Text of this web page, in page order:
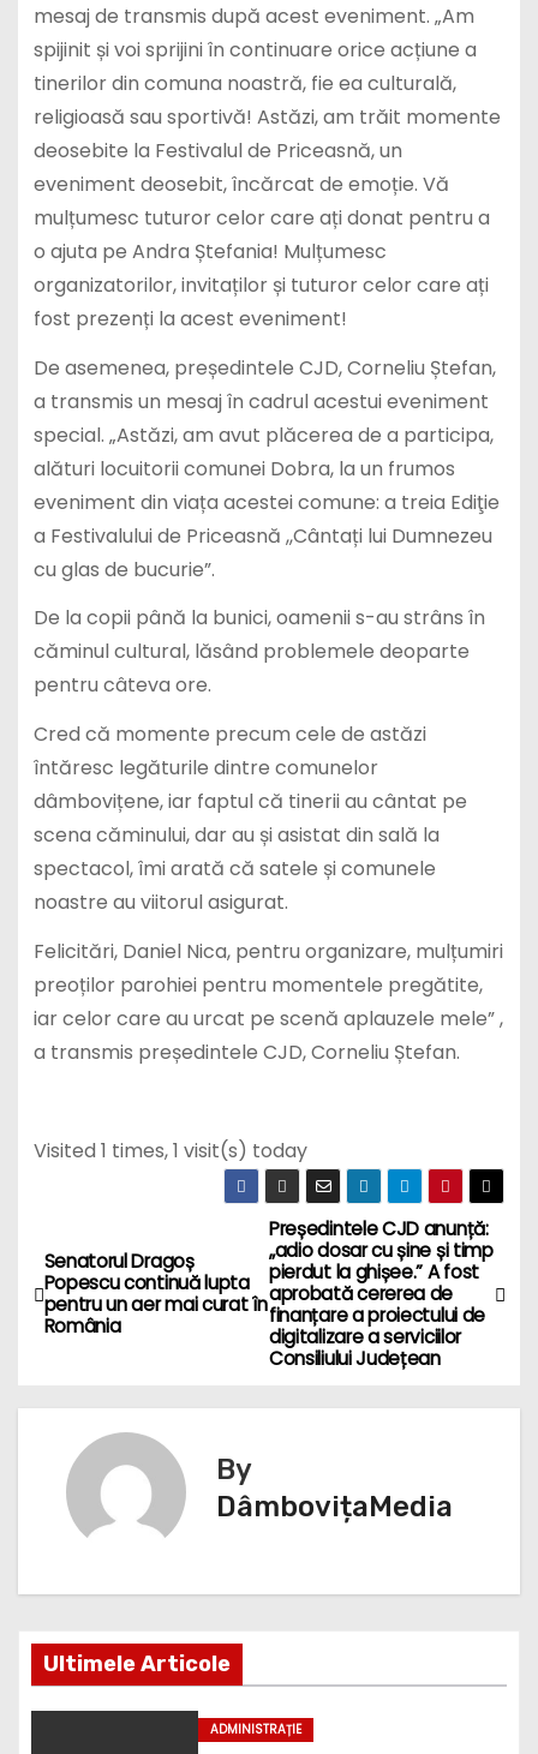
mesaj de transmis după acest eveniment. „Am
spijinit și voi sprijini în continuare orice acțiune a
tinerilor din comuna noastră, fie ea culturală,
religioasă sau sportivă! Astăzi, am trăit momente
deosebite la Festivalul de Priceasnă, un
eveniment deosebit, încărcat de emoție. Vă
mulțumesc tuturor celor care ați donat pentru a
o ajuta pe Andra Ștefania! Mulțumesc
organizatorilor, invitaților și tuturor celor care ați
fost prezenți la acest eveniment!
De asemenea, președintele CJD, Corneliu Ștefan,
a transmis un mesaj în cadrul acestui eveniment
special. „Astăzi, am avut plăcerea de a participa,
alături locuitorii comunei Dobra, la un frumos
eveniment din viața acestei comune: a treia Ediţie
a Festivalului de Priceasnă ,,Cântați lui Dumnezeu
cu glas de bucurie”.
De la copii până la bunici, oamenii s-au strâns în
căminul cultural, lăsând problemele deoparte
pentru câteva ore.
Cred că momente precum cele de astăzi
întăresc legăturile dintre comunelor
dâmbovițene, iar faptul că tinerii au cântat pe
scena căminului, dar au și asistat din sală la
spectacol, îmi arată că satele și comunele
noastre au viitorul asigurat.
Felicitări, Daniel Nica, pentru organizare, mulțumiri
preoților parohiei pentru momentele pregătite,
iar celor care au urcat pe scenă aplauzele mele” ,
a transmis președintele CJD, Corneliu Ștefan.
Visited 1 times, 1 visit(s) today
N
a
v
e
î
n
Președintele CJD anunță:
„adio dosar cu șine și timp
pierdut la ghișee.” A fost
aprobată cererea de
finanțare a proiectului de
digitalizare a serviciilor
Consiliului Județean
Senatorul Dragoș
Popescu continuă lupta
pentru un aer mai curat în
România
By
DâmbovițaMedia
Ultimele Articole
ADMINISTRAȚIE